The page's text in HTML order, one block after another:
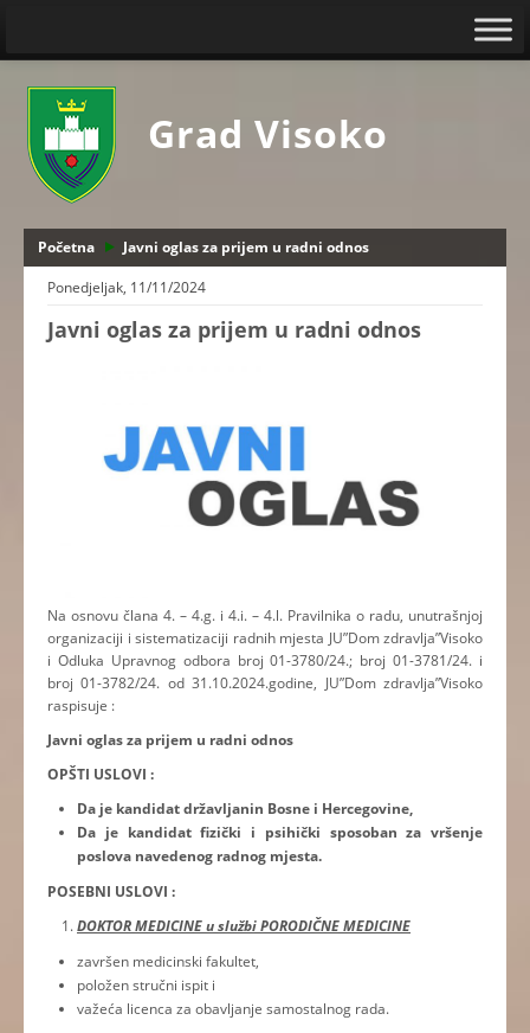
Grad Visoko
Početna
Javni oglas za prijem u radni odnos
Ponedjeljak, 11/11/2024
Javni oglas za prijem u radni odnos
Na osnovu člana 4. – 4.g. i 4.i. – 4.l. Pravilnika o radu, unutrašnjoj
organizaciji i sistematizaciji radnih mjesta JU”Dom zdravlja”Visoko
i Odluka Upravnog odbora broj 01-3780/24.; broj 01-3781/24. i
broj 01-3782/24. od 31.10.2024.godine, JU”Dom zdravlja”Visoko
raspisuje :
Javni oglas za prijem u radni odnos
OPŠTI USLOVI :
Da je kandidat državljanin Bosne i Hercegovine,
Da je kandidat fizički i psihički sposoban za vršenje
poslova navedenog radnog mjesta.
POSEBNI USLOVI :
DOKTOR MEDICINE u službi PORODIČNE MEDICINE
završen medicinski fakultet,
položen stručni ispit i
važeća licenca za obavljanje samostalnog rada.